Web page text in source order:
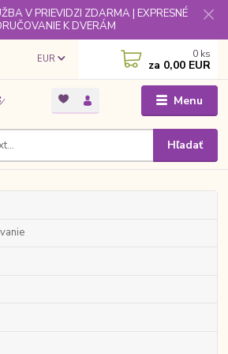
V PRIEVIDZI ZDARMA | EXPRESNÉ
K DVERÁM
Menu
EUR
Hľadať
0 ks
za 0,00 EUR